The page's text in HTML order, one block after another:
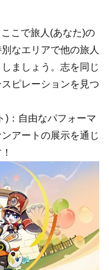
こで旅人(あなた)の
なエリアで他の旅人
ましょう。志を同じ
ピレーションを見つ
)：自由なパフォーマ
アートの展示を通じ